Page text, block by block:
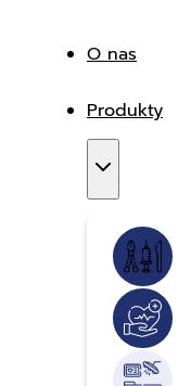
O nas
Produkty